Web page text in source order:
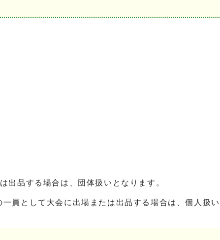
品する場合は、団体扱いとなります。
として大会に出場または出品する場合は、個人扱い